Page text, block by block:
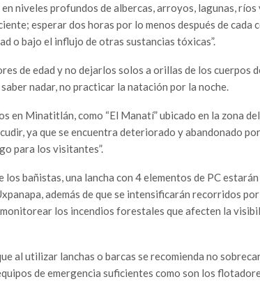
niveles profundos de albercas, arroyos, lagunas, ríos
esperar dos horas por lo menos después de cada
o bajo el influjo de otras sustancias tóxicas”.
de edad y no dejarlos solos a orillas de los cuerpos
nadar, no practicar la natación por la noche.
en Minatitlán, como “El Manatí” ubicado en la zona
ya que se encuentra deteriorado y abandonado
para los visitantes”.
bañistas, una lancha con 4 elementos de PC estarán
además de que se intensificarán recorridos
los incendios forestales que afecten la
al utilizar lanchas o barcas se recomienda no
de emergencia suficientes como son los